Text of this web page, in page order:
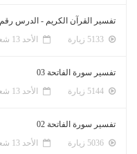
تفسير القرآن الكريم - الدرس رقم 04
الأحد 13 شعبان 1447ﻫ 1-2-2026م
تفسير سورة الفاتحة 03
الأحد 13 شعبان 1447ﻫ 1-2-2026م
تفسير سورة الفاتحة 02
الأحد 13 شعبان 1447ﻫ 1-2-2026م